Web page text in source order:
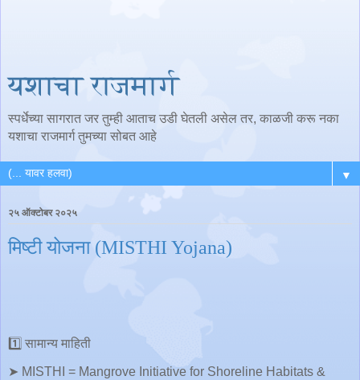
यशाचा राजमार्ग
स्पर्धेच्या सागरात जर तुम्ही आताच उडी घेतली असेल तर, काळजी करू नका
यशाचा राजमार्ग तुमच्या सोबत आहे
▼
२५ ऑक्टोबर २०२५
मिष्टी योजना (MISTHI Yojana)
1️⃣ सामान्य माहिती
➤ MISTHI = Mangrove Initiative for Shoreline Habitats &